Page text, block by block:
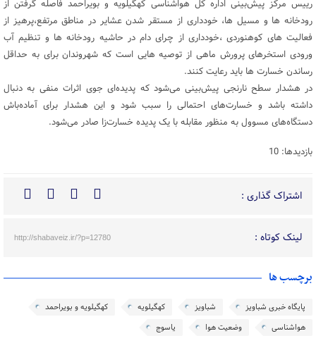
رییس مرکز پیش‌بینی اداره کل هواشناسی کهگیلویه و بویراحمد فاصله گرفتن از
رودخانه ها و مسیل ها، خودداری از مستقر شدن عشایر در مناطق مرتفع،پرهیز از
فعالیت های کوهنوردی ،خودداری از چرای دام در حاشیه رودخانه ها و تنظیم آب
ورودی استخرهای پرورش ماهی از توصیه هایی است که شهروندان برای به حداقل
رساندن خسارت ها باید رعایت کنند.
در هشدار سطح نارنجی پیش‌بینی می‌شود که پدیده‌ای جوی اثرات منفی به دنبال
داشته باشد و خسارت‌های احتمالی را سبب شود و این هشدار برای آماده‌باش
دستگاه‌های مسوول به منظور مقابله با یک پدیده خسارت‌زا صادر می‌شود.
بازدیدها: 10
اشتراک گذاری :
لینک کوتاه : http://shabaveiz.ir/?p=12780
برچسب ها
پایگاه خبری شباویز شباویز کهگیلویه
کهگیلویه و بویراحمد
هواشناسی
وضعیت هوا یاسوج